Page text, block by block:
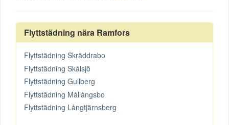
Flyttstädning nära Ramfors
Flyttstädning Skräddrabo
Flyttstädning Skålsjö
Flyttstädning Gullberg
Flyttstädning Mållångsbo
Flyttstädning Långtjärnsberg